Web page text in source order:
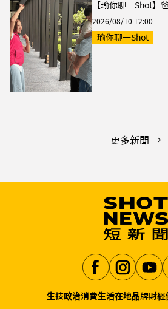
【瑜你聊一Shot】
2026/08/10 12:00
瑜你聊一Shot
更多新聞 →
生技政治消費生活在地品牌財經